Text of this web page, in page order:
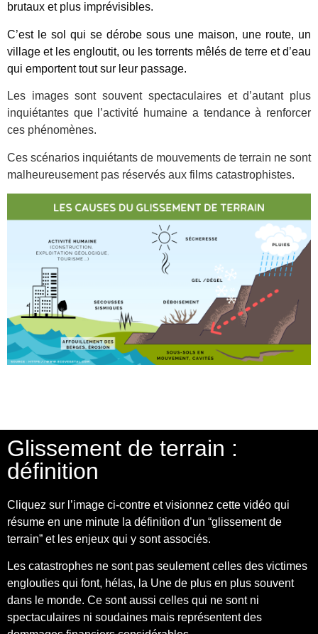
brutaux et plus imprévisibles.
C’est le sol qui se dérobe sous une maison, une route, un
village et les engloutit, ou les torrents mêlés de terre et d’eau
qui emportent tout sur leur passage.
Les images sont souvent spectaculaires et d’autant plus
inquiétantes que l’activité humaine a tendance à renforcer
ces phénomènes.
Ces scénarios inquiétants de mouvements de terrain ne sont
malheureusement pas réservés aux films catastrophistes.
Glissement de terrain :
définition
Cliquez sur l’image ci-contre et visionnez cette vidéo qui
résume en une minute la définition d’un “glissement de
terrain” et les enjeux qui y sont associés.
Les catastrophes ne sont pas seulement celles des victimes
englouties qui font, hélas, la Une de plus en plus souvent
dans le monde. Ce sont aussi celles qui ne sont ni
spectaculaires ni soudaines mais représentent des